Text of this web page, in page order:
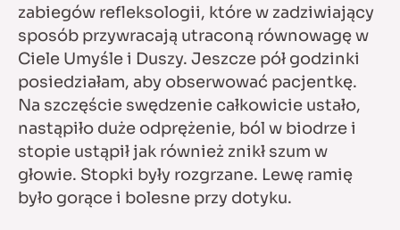
zabiegów refleksologii, które w zadziwiający
sposób przywracają utraconą równowagę w
Ciele Umyśle i Duszy. Jeszcze pół godzinki
posiedziałam, aby obserwować pacjentkę.
Na szczęście swędzenie całkowicie ustało,
nastąpiło duże odprężenie, ból w biodrze i
stopie ustąpił jak również znikł szum w
głowie. Stopki były rozgrzane. Lewę ramię
było gorące i bolesne przy dotyku.